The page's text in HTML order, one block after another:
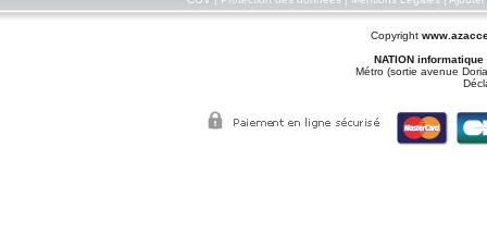
Copyright
NATION informatique
Métro (sortie avenue